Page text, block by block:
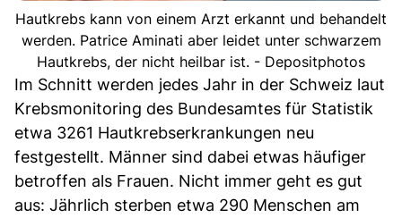
Hautkrebs kann von einem Arzt erkannt und behandelt
werden. Patrice Aminati aber leidet unter schwarzem
Hautkrebs, der nicht heilbar ist. - Depositphotos
Im Schnitt werden jedes Jahr in der Schweiz laut
Krebsmonitoring des Bundesamtes für Statistik
etwa 3261 Hautkrebserkrankungen neu
festgestellt. Männer sind dabei etwas häufiger
betroffen als Frauen. Nicht immer geht es gut
aus: Jährlich sterben etwa 290 Menschen am